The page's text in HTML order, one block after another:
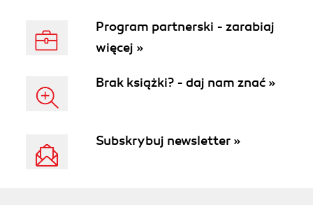
Program partnerski - zarabiaj
więcej »
Brak książki? - daj nam znać »
Subskrybuj newsletter »